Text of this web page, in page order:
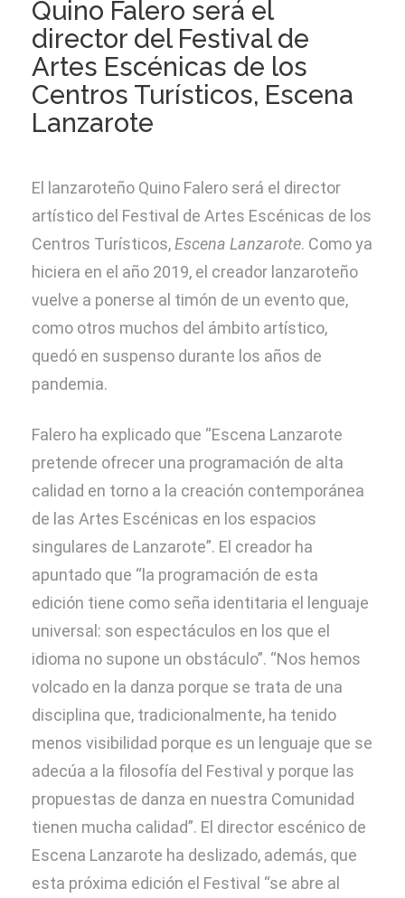
Convocatoria RSC
Sede electrónica
Quino Falero será el
director del Festival de
Artes Escénicas de los
Centros Turísticos, Escena
Lanzarote
El lanzaroteño Quino Falero será el director
artístico del Festival de Artes Escénicas de los
Centros Turísticos,Escena Lanzarote. Como ya
hiciera en el año 2019, el creador lanzaroteño
vuelve a ponerse al timón de un evento que,
como otros muchos del ámbito artístico,
quedó en suspenso durante los años de
pandemia.
Falero ha explicado que “Escena Lanzarote
pretende ofrecer una programación de alta
calidad en torno a la creación contemporánea
de las Artes Escénicas en los espacios
singulares de Lanzarote”. El creador ha
apuntado que “la programación de esta
edición tiene como seña identitaria el lenguaje
universal: son espectáculos en los que el
idioma no supone un obstáculo”. “Nos hemos
volcado en la danza porque se trata de una
disciplina que, tradicionalmente, ha tenido
menos visibilidad porque es un lenguaje que se
adecúa a la filosofía del Festival y porque las
propuestas de danza en nuestra Comunidad
tienen mucha calidad”. El director escénico de
Escena Lanzarote ha deslizado, además, que
esta próxima edición el Festival “se abre al